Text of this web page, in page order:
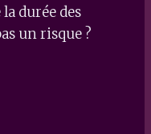
durée des
un risque ?